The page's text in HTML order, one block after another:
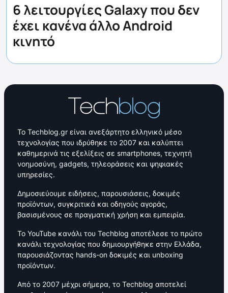
6 λειτουργίες Galaxy που δεν
έχει κανένα άλλο Android
κινητό
Το Techblog.gr είναι ανεξάρτητο ελληνικό μέσο
τεχνολογίας που ιδρύθηκε το 2007 και καλύπτει
καθημερινά τις εξελίξεις σε smartphones, τεχνητή
νοημοσύνη, gadgets, τηλεοράσεις και ψηφιακές
υπηρεσίες.
Δημοσιεύουμε ειδήσεις, παρουσιάσεις, δοκιμές
προϊόντων, συγκριτικά και οδηγούς αγοράς,
βασισμένους σε πραγματική χρήση και εμπειρία.
Το YouTube κανάλι του Techblog αποτέλεσε το πρώτο
κανάλι τεχνολογίας που δημιουργήθηκε στην Ελλάδα,
παρουσιάζοντας hands-on δοκιμές και unboxing
προϊόντων.
Από το 2007 μέχρι σήμερα, το Techblog αποτελεί